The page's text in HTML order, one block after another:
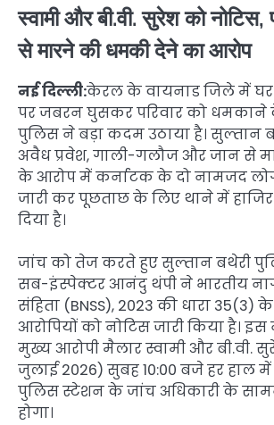
स्वामी और बी.वी. सुरेश को नोटिस,
से मारने की धमकी देने का आरोप
नई दिल्ली:केरल के वायनाड जिले में
पर जबरन घुसकर परिवार को
पुलिस ने बड़ा कदम उठाया है। सुल्तान
अवैध प्रवेश, गाली-गलौज और जान से
के आरोप में कर्नाटक के दो नामजद
जारी कर पूछताछ के लिए थाने में हाजिर
दिया है।
जांच को तेज करते हुए सुल्तान बथेरी
सब-इंस्पेक्टर आनंदु थंपी ने भारतीय
संहिता (BNSS), 2023 की धारा 35(3)
आरोपियों को नोटिस जारी किया है।
मुख्य आरोपी मैलार स्वामी और बी.वी.
जुलाई 2026) सुबह 10:00 बजे हर हाल
पुलिस स्टेशन के जांच अधिकारी के
होगा।